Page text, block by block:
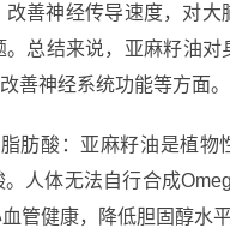
善神经传导速度，对大
总结来说，亚麻籽油
善神经系统功能等方面。
肪酸：亚麻籽油是植物
人体无法自行合成
管健康，降低胆固醇水